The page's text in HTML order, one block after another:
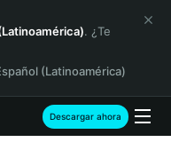
. ¿Te
(Latinoamérica)
Descargar ahora